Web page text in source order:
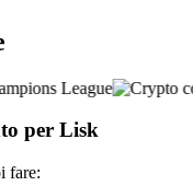
per Lisk
fare: